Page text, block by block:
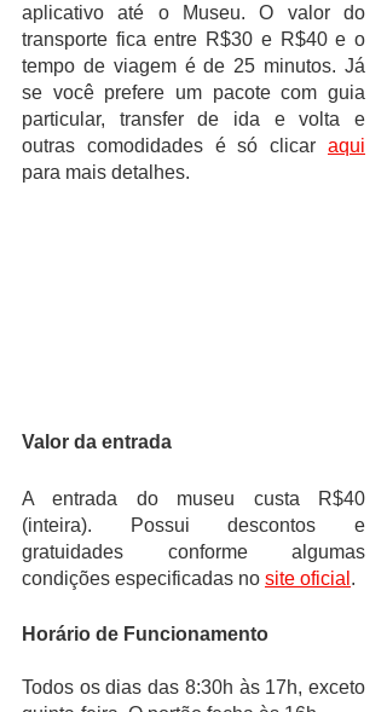
aplicativo até o Museu. O valor do
transporte fica entre R$30 e R$40 e o
tempo de viagem é de 25 minutos. Já
se você prefere um pacote com guia
particular, transfer de ida e volta e
outras comodidades é só clicar aqui
para mais detalhes.
Valor da entrada
A entrada do museu custa R$40
(inteira). Possui descontos e
gratuidades conforme algumas
condições especificadas no site oficial .
Horário de Funcionamento
Todos os dias das 8:30h às 17h, exceto